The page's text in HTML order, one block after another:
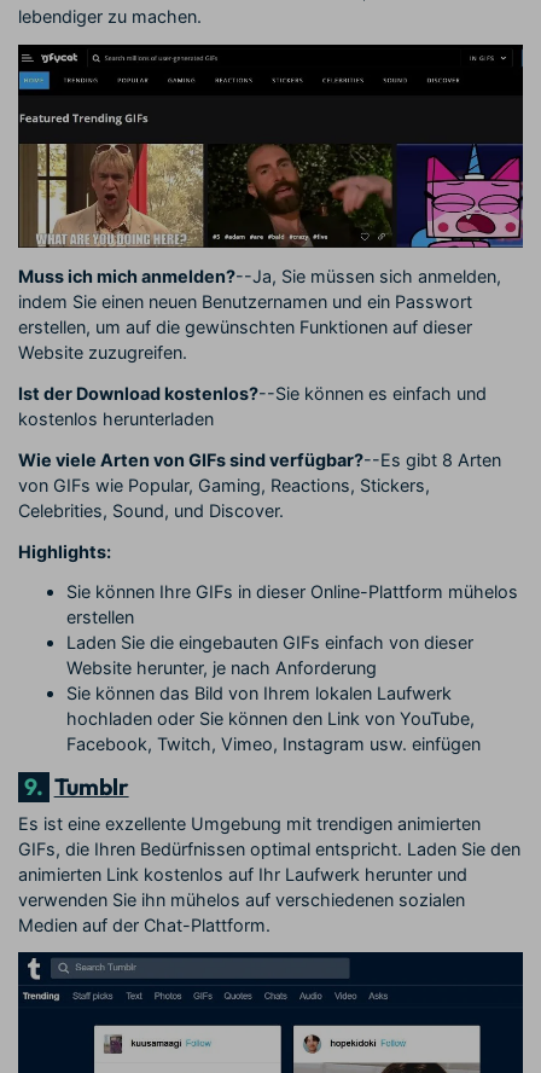
lebendiger zu machen.
Muss ich mich anmelden?--Ja, Sie müssen sich anmelden,
indem Sie einen neuen Benutzernamen und ein Passwort
erstellen, um auf die gewünschten Funktionen auf dieser
Website zuzugreifen.
Ist der Download kostenlos?--Sie können es einfach und
kostenlos herunterladen
Wie viele Arten von GIFs sind verfügbar?--Es gibt 8 Arten
von GIFs wie Popular, Gaming, Reactions, Stickers,
Celebrities, Sound, und Discover.
Highlights:
Sie können Ihre GIFs in dieser Online-Plattform mühelos
erstellen
Laden Sie die eingebauten GIFs einfach von dieser
Website herunter, je nach Anforderung
Sie können das Bild von Ihrem lokalen Laufwerk
hochladen oder Sie können den Link von YouTube,
Facebook, Twitch, Vimeo, Instagram usw. einfügen
9. Tumblr
Es ist eine exzellente Umgebung mit trendigen animierten
GIFs, die Ihren Bedürfnissen optimal entspricht. Laden Sie den
animierten Link kostenlos auf Ihr Laufwerk herunter und
verwenden Sie ihn mühelos auf verschiedenen sozialen
Medien auf der Chat-Plattform.